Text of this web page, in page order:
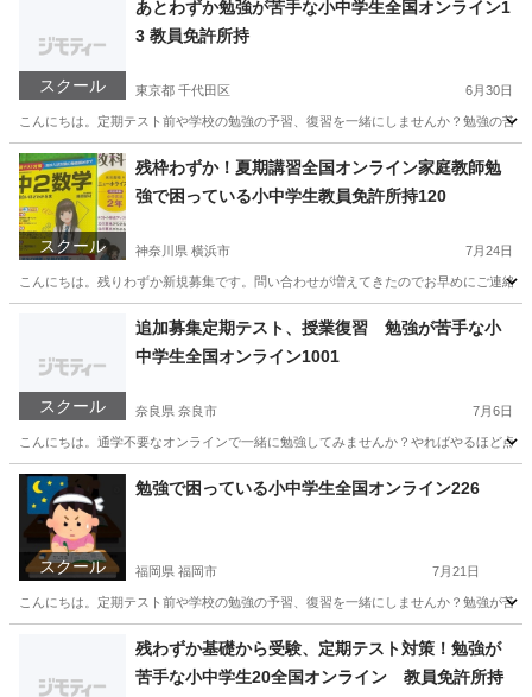
スクール
あとわずか勉強が苦手な小中学生全国オンライン1
3 教員免許所持
東京都 千代田区 6月30日
こんにちは。定期テスト前や学校の勉強の予習、復習を一緒にしませんか？勉強の
東京 千代田区 家庭教師 小学生
スクール
残枠わずか！夏期講習全国オンライン家庭教師勉
強で困っている小中学生教員免許所持120
神奈川県 横浜市 7月24日
こんにちは。残りわずか新規募集です。問い合わせが増えてきたのでお早めにご連絡
家庭教師
スクール
追加募集定期テスト、授業復習 勉強が苦手な小
中学生全国オンライン1001
奈良県 奈良市 7月6日
こんにちは。通学不要なオンラインで一緒に勉強してみませんか？やればやるほど点
奈良 奈良市 家庭教師 オンライン
スクール
勉強で困っている小中学生全国オンライン226
福岡県 福岡市 7月21日
こんにちは。定期テスト前や学校の勉強の予習、復習を一緒にしませんか？勉強が
家庭教師 オンライン
残わずか基礎から受験、定期テスト対策！勉強が
苦手な小中学生20全国オンライン 教員免許所持